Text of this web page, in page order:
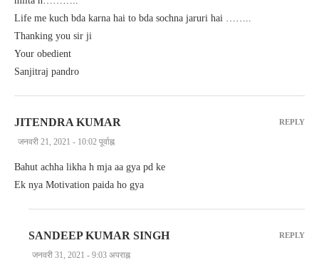
Life me kuch bda karna hai to bda sochna jaruri hai ……..
Thanking you sir ji
Your obedient
Sanjitraj pandro
JITENDRA KUMAR
जनवरी 21, 2021 - 10:02 पूर्वाह्न
Bahut achha likha h mja aa gya pd ke
Ek nya Motivation paida ho gya
REPLY
SANDEEP KUMAR SINGH
जनवरी 31, 2021 - 9:03 अपराह्न
REPLY